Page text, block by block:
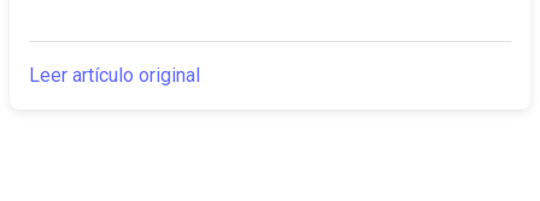
Leer artículo original